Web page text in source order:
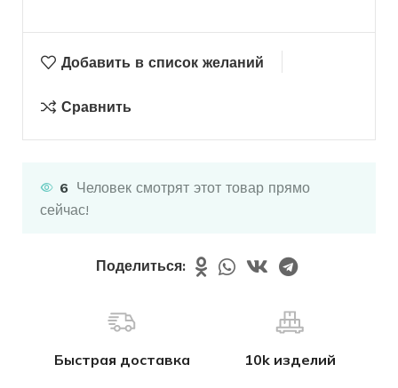
Добавить в список желаний
Сравнить
6 Человек смотрят этот товар прямо
сейчас!
Поделиться:
Быстрая доставка 10k изделий